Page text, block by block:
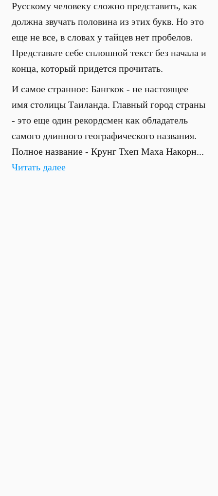
Русскому человеку сложно представить, как
должна звучать половина из этих букв. Но это
еще не все, в словах у тайцев нет пробелов.
Представьте себе сплошной текст без начала и
конца, который придется прочитать.
И самое странное: Бангкок - не настоящее
имя столицы Таиланда. Главный город страны
- это еще один рекордсмен как обладатель
самого длинного географического названия.
Полное название - Крунг Тхеп Маха Накорн...
Читать далее